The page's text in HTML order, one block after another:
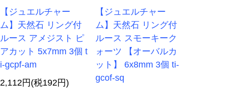
【ジュエルチャー
ム】天然石 リング付
ルース アメジスト ピ
アカット 5x7mm 3個 t
i-gcpf-am
2,112円(税192円)
【ジュエルチャー
ム】天然石 リング付
ルース スモーキーク
ォーツ 【オーバルカ
ット】 6x8mm 3個 ti-
gcof-sq